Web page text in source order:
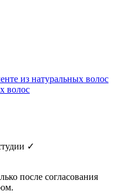
✓
после согласования